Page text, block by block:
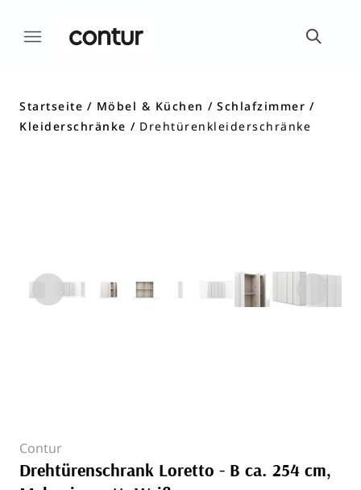
Startseite Möbel & Küchen
Schlafzimmer
Kleiderschränke
Drehtürenkleiderschränke
Contur
Drehtürenschrank Loretto - B ca. 254 cm,